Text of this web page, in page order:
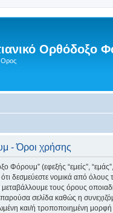
Ορθόδοξο
Ορος
- Όροι χρήσης
(εφεξής “εμείς”,
δεσμεύεστε νομικά από
τους όρους
σελίδα καθώς η
και/ή τροποποιημένη